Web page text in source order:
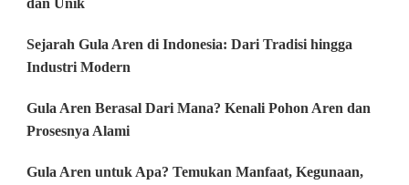
dan Unik
Sejarah Gula Aren di Indonesia: Dari Tradisi hingga
Industri Modern
Gula Aren Berasal Dari Mana? Kenali Pohon Aren dan
Prosesnya Alami
Gula Aren untuk Apa? Temukan Manfaat, Kegunaan,